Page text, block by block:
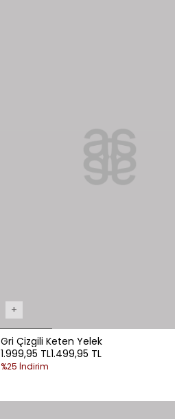
+
Gri Çizgili Keten Yelek
1.999,95 TL1.499,95 TL
%25 İndirim